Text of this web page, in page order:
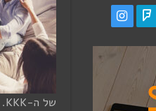
של ה-KKK. זה נתפס כמלאכותי, מעושה ולעיתים כשקר והעמדת פנים. …